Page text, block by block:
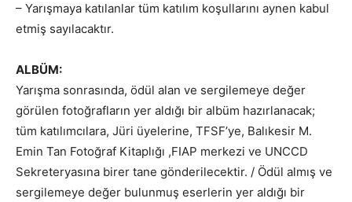
– Yarışmaya katılanlar tüm katılım koşullarını aynen kabul
etmiş sayılacaktır.
ALBÜM:
Yarışma sonrasında, ödül alan ve sergilemeye değer
görülen fotoğrafların yer aldığı bir albüm hazırlanacak;
tüm katılımcılara, Jüri üyelerine, TFSF’ye, Balıkesir M.
Emin Tan Fotoğraf Kitaplığı ,FIAP merkezi ve UNCCD
Sekreteryasına birer tane gönderilecektir. / Ödül almış ve
sergilemeye değer bulunmuş eserlerin yer aldığı bir